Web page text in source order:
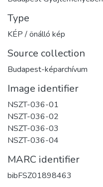
Type
KÉP / önálló kép
Source collection
Budapest-képarchívum
Image identifier
NSZT-036-01
NSZT-036-02
NSZT-036-03
NSZT-036-04
MARC identifier
bibFSZ01898463